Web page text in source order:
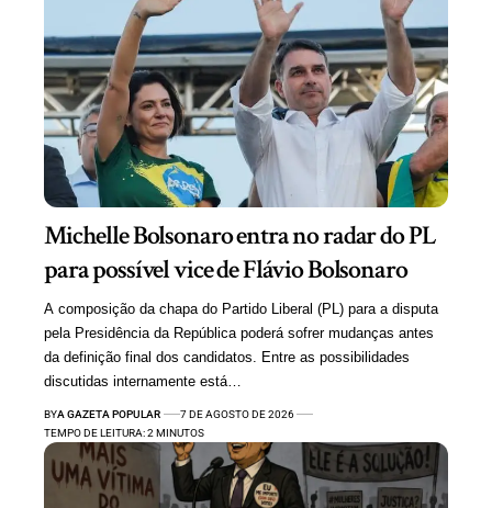
Michelle Bolsonaro entra no radar do PL
para possível vice de Flávio Bolsonaro
A composição da chapa do Partido Liberal (PL) para a disputa
pela Presidência da República poderá sofrer mudanças antes
da definição final dos candidatos. Entre as possibilidades
discutidas internamente está…
BYA GAZETA POPULAR
7 DE AGOSTO DE 2026
TEMPO DE LEITURA: 2 MINUTOS